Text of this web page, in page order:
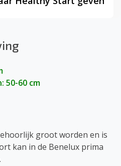
50-60 cm
groot worden en is
kan in de Benelux prima